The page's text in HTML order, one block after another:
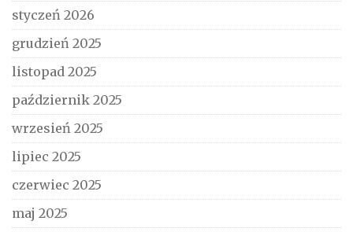
styczeń 2026
grudzień 2025
listopad 2025
październik 2025
wrzesień 2025
lipiec 2025
czerwiec 2025
maj 2025